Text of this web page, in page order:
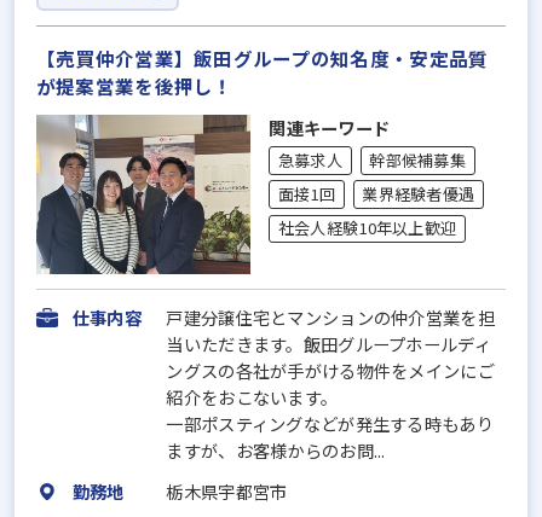
【売買仲介営業】飯田グループの知名度・安定品質
が提案営業を後押し！
関連キーワード
急募求人
幹部候補募集
面接1回
業界経験者優遇
社会人経験10年以上歓迎
仕事内容
戸建分譲住宅とマンションの仲介営業を担
当いただきます。飯田グループホールディ
ングスの各社が手がける物件をメインにご
紹介をおこないます。
一部ポスティングなどが発生する時もあり
ますが、お客様からのお問...
勤務地
栃木県宇都宮市